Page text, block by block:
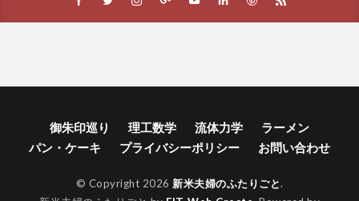
御朱印巡り 理工数学 流体力学
ラーメン
パン・ケーキ
プライバシーポリシー お問い合わせ
© Copyright 2026 新米夫婦のふたりごと.